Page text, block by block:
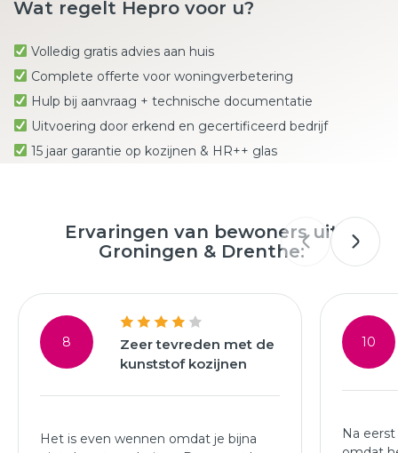
Wat regelt Hepro voor u?
Volledig gratis advies aan huis
Complete offerte voor woningverbetering
Hulp bij aanvraag + technische documentatie
Uitvoering door erkend en gecertificeerd bedrijf
15 jaar garantie op kozijnen & HR++ glas
Ervaringen van bewoners uit
Groningen & Drenthe:
8
Zeer tevreden met de
kunststof kozijnen
Het is even wennen omdat je bijna
10
Na